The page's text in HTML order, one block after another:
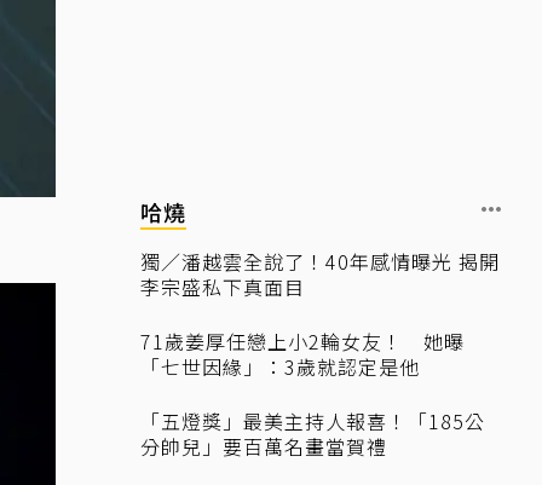
哈燒
獨／潘越雲全說了！40年感情曝光 揭開
李宗盛私下真面目
71歲姜厚任戀上小2輪女友！ 她曝
「七世因緣」：3歲就認定是他
「五燈獎」最美主持人報喜！「185公
分帥兒」要百萬名畫當賀禮